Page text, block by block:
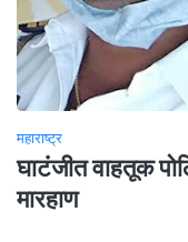
महाराष्ट्र
घाटंजीत वाहतूक
मारहाण